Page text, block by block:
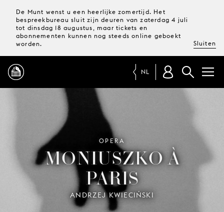
De Munt wenst u een heerlijke zomertijd. Het
bespreekbureau sluit zijn deuren van zaterdag 4 juli
tot dinsdag 18 augustus, maar tickets en
abonnementen kunnen nog steeds online geboekt
worden.
Sluiten
MAGAZINE
TICKETS &
ABONNEMENTEN
UW
BEZOEK
NL
OPERA
MONIUSZKO À
PARIS
ANDRZEJ KWIECIŃSKI